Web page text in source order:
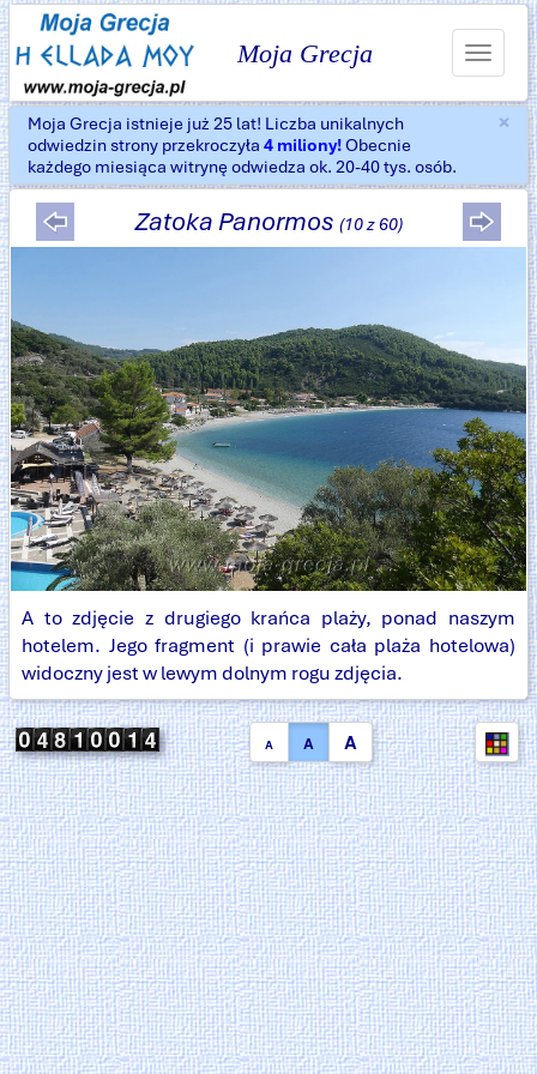
Moja Grecja
Toggle
×
Moja Grecja istnieje już 25 lat! Liczba unikalnych
odwiedzin strony przekroczyła 4 miliony!Obecnie
każdego miesiąca witrynę odwiedza ok. 20-40 tys. osób.
Zatoka Panormos (10 z 60)
A to zdjęcie z drugiego krańca plaży, ponad naszym
hotelem. Jego fragment (i prawie cała plaża hotelowa)
widoczny jest w lewym dolnym rogu zdjęcia.
A A A